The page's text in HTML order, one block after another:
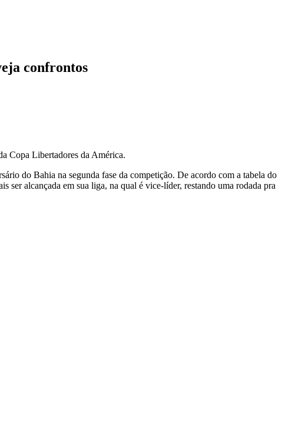
confrontos
Copa Libertadores da América.
do Bahia na segunda fase da competição. De acordo com a tabela do
ser alcançada em sua liga, na qual é vice-líder, restando uma rodada pra